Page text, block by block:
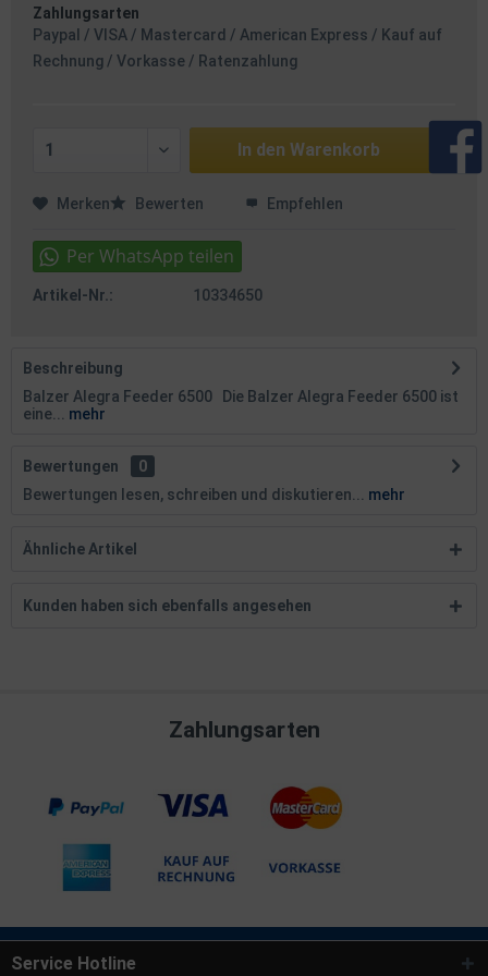
Zahlungsarten
Paypal / VISA / Mastercard / American Express / Kauf auf
Rechnung / Vorkasse / Ratenzahlung
In den Warenkorb
Merken Bewerten Empfehlen
Artikel-Nr.: 10334650
Beschreibung
Balzer Alegra Feeder 6500 Die Balzer Alegra Feeder 6500 ist
eine...
mehr
Bewertungen
0
Bewertungen lesen, schreiben und diskutieren...
mehr
Ähnliche Artikel
Kunden haben sich ebenfalls angesehen
Zahlungsarten
Service Hotline